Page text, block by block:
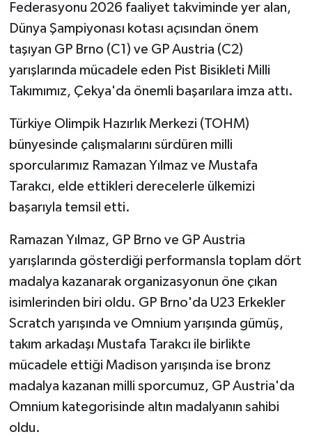
Federasyonu 2026 faaliyet takviminde yer alan,
Dünya Şampiyonası kotası açısından önem
taşıyan GP Brno (C1) ve GP Austria (C2)
yarışlarında mücadele eden Pist Bisikleti Milli
Takımımız, Çekya'da önemli başarılara imza attı.
Türkiye Olimpik Hazırlık Merkezi (TOHM)
bünyesinde çalışmalarını sürdüren milli
sporcularımız Ramazan Yılmaz ve Mustafa
Tarakcı, elde ettikleri derecelerle ülkemizi
başarıyla temsil etti.
Ramazan Yılmaz, GP Brno ve GP Austria
yarışlarında gösterdiği performansla toplam dört
madalya kazanarak organizasyonun öne çıkan
isimlerinden biri oldu. GP Brno'da U23 Erkekler
Scratch yarışında ve Omnium yarışında gümüş,
takım arkadaşı Mustafa Tarakcı ile birlikte
mücadele ettiği Madison yarışında ise bronz
madalya kazanan milli sporcumuz, GP Austria'da
Omnium kategorisinde altın madalyanın sahibi
oldu.